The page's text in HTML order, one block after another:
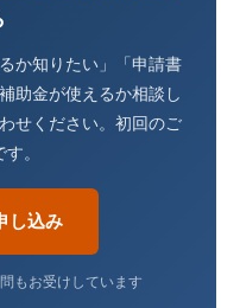
か知りたい」「申請書
助金が使えるか相談し
せください。初回のご
。
し込み
もお受けしています